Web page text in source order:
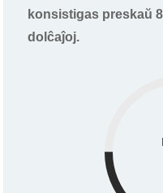
konsistigas preskaŭ
dolĉaĵoj.